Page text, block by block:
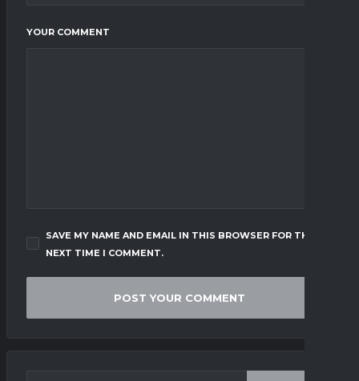
YOUR COMMENT
SAVE MY NAME AND EMAIL IN THIS BROWSER FOR THE
NEXT TIME I COMMENT.